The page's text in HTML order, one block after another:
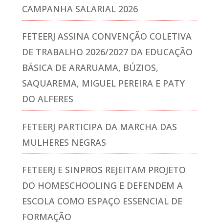
CAMPANHA SALARIAL 2026
FETEERJ ASSINA CONVENÇÃO COLETIVA
DE TRABALHO 2026/2027 DA EDUCAÇÃO
BÁSICA DE ARARUAMA, BÚZIOS,
SAQUAREMA, MIGUEL PEREIRA E PATY
DO ALFERES
FETEERJ PARTICIPA DA MARCHA DAS
MULHERES NEGRAS
FETEERJ E SINPROS REJEITAM PROJETO
DO HOMESCHOOLING E DEFENDEM A
ESCOLA COMO ESPAÇO ESSENCIAL DE
FORMAÇÃO